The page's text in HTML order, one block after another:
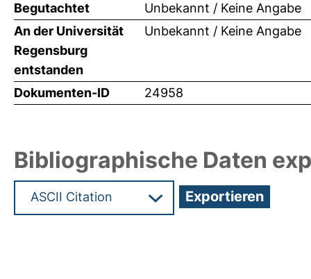
Begutachtet
Unbekannt / Keine Angabe
An der Universität
Regensburg
entstanden
Unbekannt / Keine Angabe
Dokumenten-ID 24958
Bibliographische Daten